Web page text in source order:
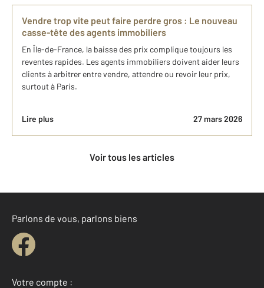
Vendre trop vite peut faire perdre gros : Le nouveau
casse-tête des agents immobiliers
En Île-de-France, la baisse des prix complique toujours les
reventes rapides. Les agents immobiliers doivent aider leurs
clients à arbitrer entre vendre, attendre ou revoir leur prix,
surtout à Paris.
Lire plus 27 mars 2026
Voir tous les articles
Parlons de vous, parlons biens
Votre compte :